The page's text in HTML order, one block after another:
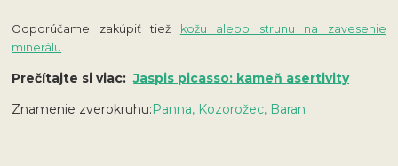
Odporúčame zakúpiť tiež
kožu alebo strunu na zavesenie
minerálu
Prečítajte si viac:Jaspis picasso: kameň asertivity
Znamenie zverokruhu:Panna, Kozorožec, Baran